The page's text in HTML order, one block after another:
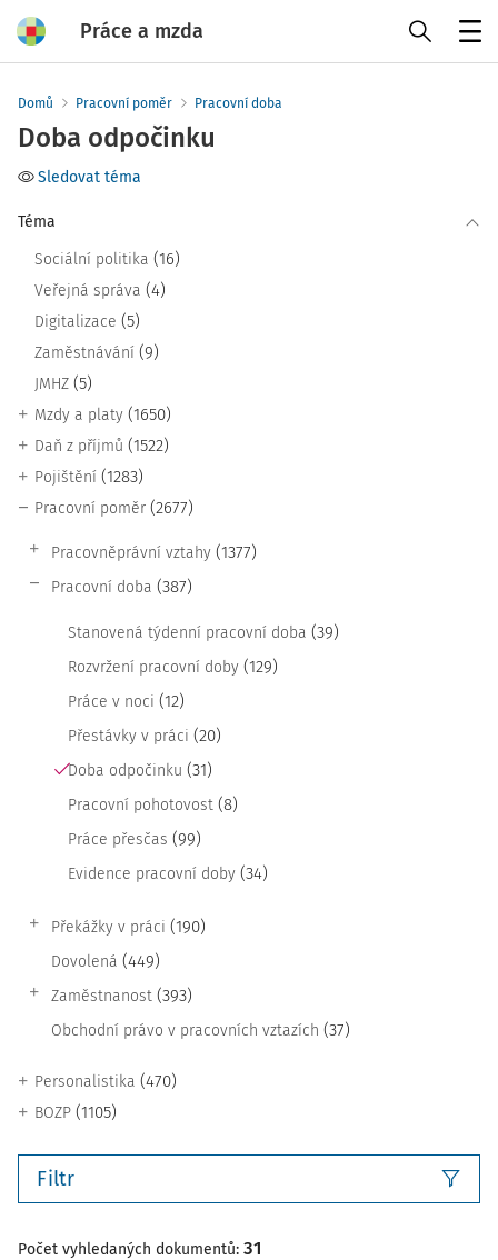
Práce a mzda
Domů Pracovní poměr Pracovní doba
Doba odpočinku
Sledovat téma
Téma
Sociální politika (16)
Veřejná správa (4)
Digitalizace (5)
Zaměstnávání (9)
JMHZ (5)
Mzdy a platy (1650)
Daň z příjmů (1522)
Pojištění (1283)
Pracovní poměr (2677)
Pracovněprávní vztahy (1377)
Pracovní doba (387)
Stanovená týdenní pracovní doba (39)
Rozvržení pracovní doby (129)
Práce v noci (12)
Přestávky v práci (20)
Doba odpočinku (31)
Pracovní pohotovost (8)
Práce přesčas (99)
Evidence pracovní doby (34)
Překážky v práci (190)
Dovolená (449)
Zaměstnanost (393)
Obchodní právo v pracovních vztazích (37)
Personalistika (470)
BOZP (1105)
Filtr
Počet vyhledaných dokumentů: 31